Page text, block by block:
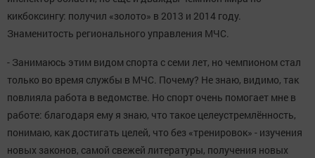
кикбоксингу: получил «золото» в 2013 и 2014 году.
Знаменитость регионального управления МЧС.
- Занимаюсь этим видом спорта с семи лет, но чемпионом стал
только во время службы в МЧС. Почему? Не знаю, видимо, так
повлияла работа в ведомстве. Но спорт очень помогает мне в
работе: благодаря ему я знаю, что такое целеустремлённость,
понимаю, как достигать целей, что без «тренировок» - изучения
новых законов, самой свежей литературы, получения новых